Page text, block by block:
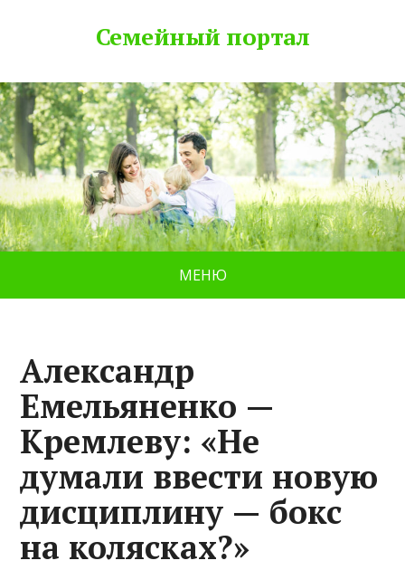
Семейный портал
МЕНЮ
Александр
Емельяненко —
Кремлеву: «Не
думали ввести новую
дисциплину — бокс
на колясках?»